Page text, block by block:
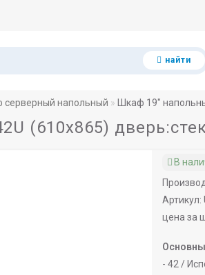
найти
серверный напольный Шкаф 19"
(610x865)
В
Артикул:
цена за
- 42 /